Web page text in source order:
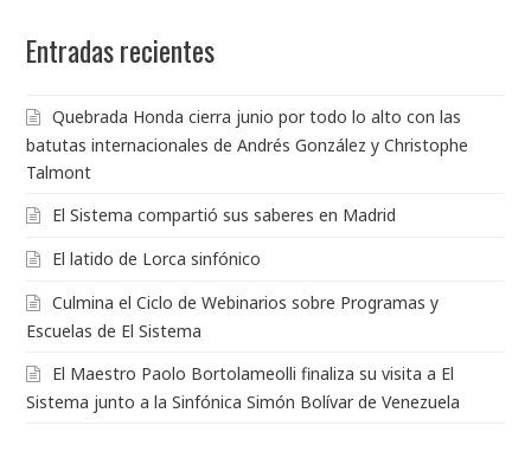
Entradas recientes
Quebrada Honda cierra junio por todo lo alto con las
batutas internacionales de Andrés González y Christophe
Talmont
El Sistema compartió sus saberes en Madrid
El latido de Lorca sinfónico
Culmina el Ciclo de Webinarios sobre Programas y
Escuelas de El Sistema
El Maestro Paolo Bortolameolli finaliza su visita a El
Sistema junto a la Sinfónica Simón Bolívar de Venezuela